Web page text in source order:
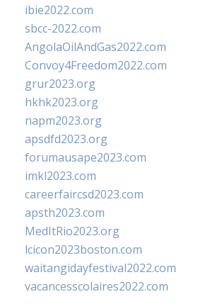
ibie2022.com
sbcc-2022.com
AngolaOilAndGas2022.com
Convoy4Freedom2022.com
grur2023.org
hkhk2023.org
napm2023.org
apsdfd2023.org
forumausape2023.com
imkl2023.com
careerfaircsd2023.com
apsth2023.com
MedItRio2023.org
lcicon2023boston.com
waitangidayfestival2022.com
vacancesscolaires2022.com